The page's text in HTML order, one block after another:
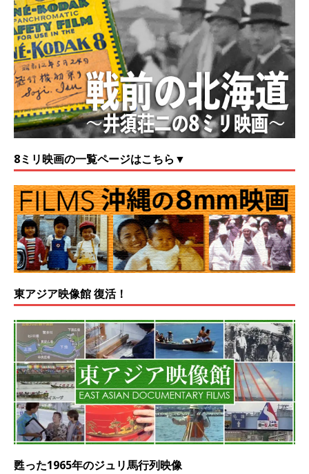
8ミリ映画の一覧ページはこちら▼
東アジア映像館 復活！
甦った1965年のジュリ馬行列映像